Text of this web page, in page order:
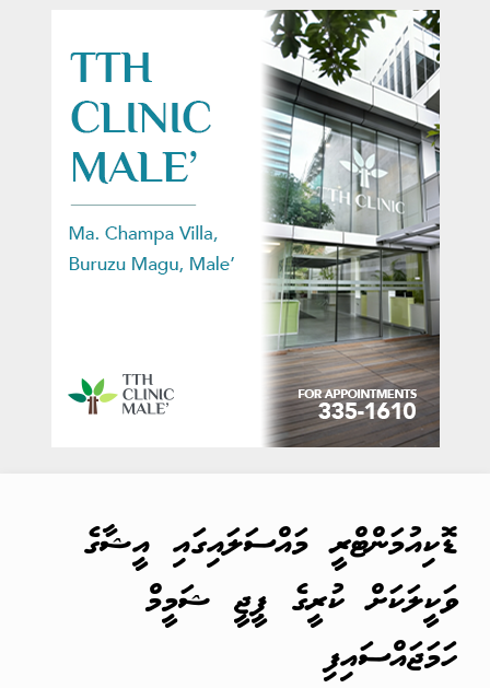
ޑޮކިއުމަންޓްރީ މައްސަލައިގައި އީޝާގެ
ވަކީލަކަށް ކުރީގެ ޕީޖީ ޝަމީމް
ހަމަޖައްސައިފި